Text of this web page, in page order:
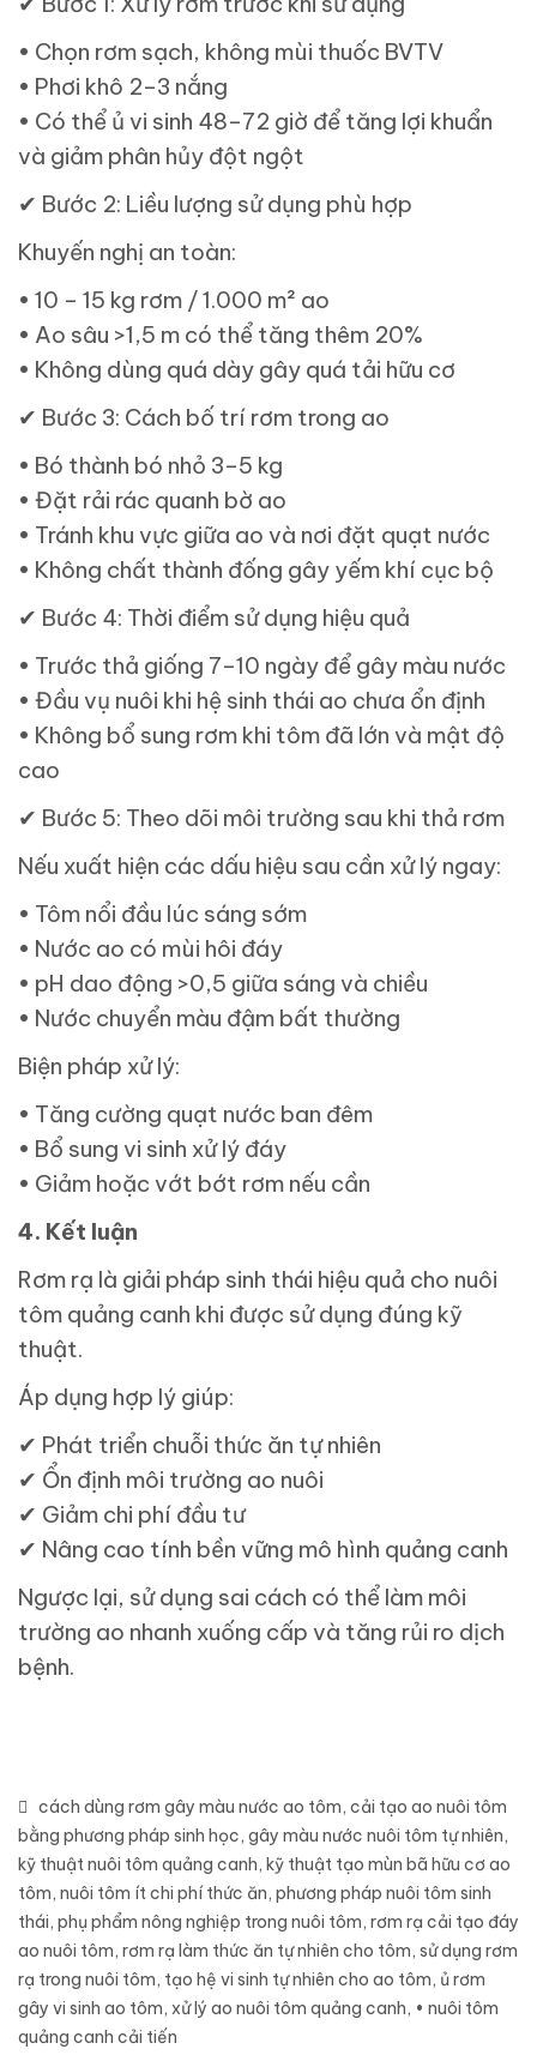
• Chọn rơm sạch, không mùi thuốc BVTV
• Phơi khô 2–3 nắng
• Có thể ủ vi sinh 48–72 giờ để tăng lợi khuẩn
và giảm phân hủy đột ngột
✔ Bước 2: Liều lượng sử dụng phù hợp
Khuyến nghị an toàn:
• 10 – 15 kg rơm / 1.000 m² ao
• Ao sâu >1,5 m có thể tăng thêm 20%
• Không dùng quá dày gây quá tải hữu cơ
✔ Bước 3: Cách bố trí rơm trong ao
• Bó thành bó nhỏ 3–5 kg
• Đặt rải rác quanh bờ ao
• Tránh khu vực giữa ao và nơi đặt quạt nước
• Không chất thành đống gây yếm khí cục bộ
✔ Bước 4: Thời điểm sử dụng hiệu quả
• Trước thả giống 7–10 ngày để gây màu nước
• Đầu vụ nuôi khi hệ sinh thái ao chưa ổn định
• Không bổ sung rơm khi tôm đã lớn và mật độ
cao
✔ Bước 5: Theo dõi môi trường sau khi thả rơm
Nếu xuất hiện các dấu hiệu sau cần xử lý ngay:
• Tôm nổi đầu lúc sáng sớm
• Nước ao có mùi hôi đáy
• pH dao động >0,5 giữa sáng và chiều
• Nước chuyển màu đậm bất thường
Biện pháp xử lý:
• Tăng cường quạt nước ban đêm
• Bổ sung vi sinh xử lý đáy
• Giảm hoặc vớt bớt rơm nếu cần
4. Kết luận
Rơm rạ là giải pháp sinh thái hiệu quả cho nuôi
tôm quảng canh khi được sử dụng đúng kỹ
thuật.
Áp dụng hợp lý giúp:
✔ Phát triển chuỗi thức ăn tự nhiên
✔ Ổn định môi trường ao nuôi
✔ Giảm chi phí đầu tư
✔ Nâng cao tính bền vững mô hình quảng canh
Ngược lại, sử dụng sai cách có thể làm môi
trường ao nhanh xuống cấp và tăng rủi ro dịch
bệnh.
cách dùng rơm gây màu nước ao tôm, cải tạo ao nuôi tôm
bằng phương pháp sinh học, gây màu nước nuôi tôm tự nhiên,
kỹ thuật nuôi tôm quảng canh, kỹ thuật tạo mùn bã hữu cơ ao
tôm, nuôi tôm ít chi phí thức ăn, phương pháp nuôi tôm sinh
thái, phụ phẩm nông nghiệp trong nuôi tôm, rơm rạ cải tạo đáy
ao nuôi tôm, rơm rạ làm thức ăn tự nhiên cho tôm, sử dụng rơm
rạ trong nuôi tôm, tạo hệ vi sinh tự nhiên cho ao tôm, ủ rơm
gây vi sinh ao tôm, xử lý ao nuôi tôm quảng canh, • nuôi tôm
quảng canh cải tiến